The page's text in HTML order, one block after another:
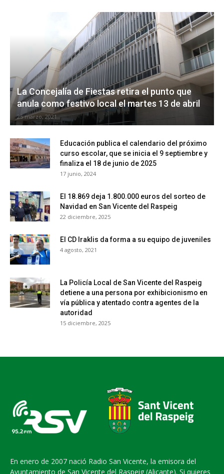
La Concejalía de Fiestas retira el punto que
anula como festivo local el martes 13 de abril
25 marzo, 2021
Educación publica el calendario del próximo
curso escolar, que se inicia el 9 septiembre y
finaliza el 18 de junio de 2025
17 junio, 2024
El 18.869 deja 1.800.000 euros del sorteo de
Navidad en San Vicente del Raspeig
22 diciembre, 2025
El CD Iraklis da forma a su equipo de juveniles
4 agosto, 2021
La Policía Local de San Vicente del Raspeig
detiene a una persona por exhibicionismo en
vía pública y atentado contra agentes de la
autoridad
15 diciembre, 2025
En enero de 2007 nació Radio San Vicente, la emisora del
Ayuntamiento de San Vicente del Raspeig (Alicante). Si quieres